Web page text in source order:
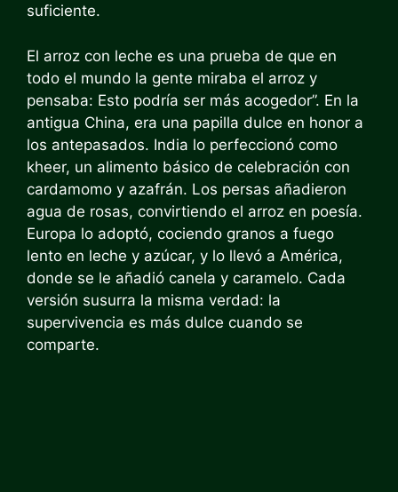
suficiente.
El arroz con leche es una prueba de que en
todo el mundo la gente miraba el arroz y
pensaba: Esto podría ser más acogedor”. En la
antigua China, era una papilla dulce en honor a
los antepasados. India lo perfeccionó como
kheer, un alimento básico de celebración con
cardamomo y azafrán. Los persas añadieron
agua de rosas, convirtiendo el arroz en poesía.
Europa lo adoptó, cociendo granos a fuego
lento en leche y azúcar, y lo llevó a América,
donde se le añadió canela y caramelo. Cada
versión susurra la misma verdad: la
supervivencia es más dulce cuando se
comparte.